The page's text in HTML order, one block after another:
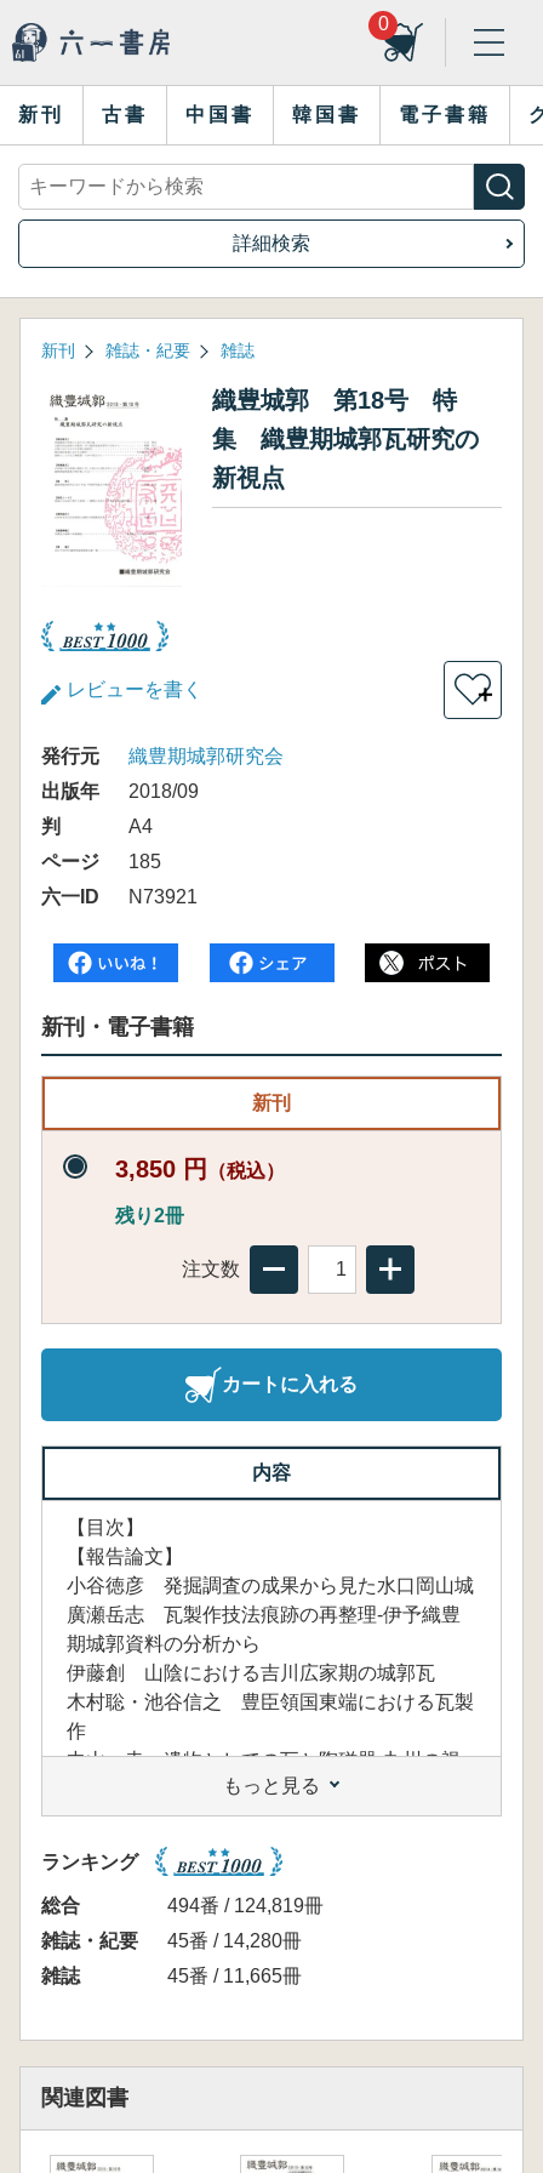
0
新刊 古書 中国書 韓国書 電子書籍
詳細検索
新刊 雑誌・紀要 雑誌
織豊城郭 第18号 特
集 織豊期城郭瓦研究の
新視点
レビューを書く ＋
発行元
織豊期城郭研究会
出版年
2018/09
判
A4
ページ
185
六一ID
N73921
新刊・電子書籍
新刊
3,850 円 （税込）
残り2冊
注文数
カートに入れる
内容
【目次】
【報告論文】
小谷徳彦 発掘調査の成果から見た水口岡山城
廣瀬岳志 瓦製作技法痕跡の再整理-伊予織豊
期城郭資料の分析から
伊藤創 山陰における吉川広家期の城郭瓦
木村聡・池谷信之 豊臣領国東端における瓦製
作
中山 圭 遺物としての瓦と陶磁器-九州の視
【特集論文】
齋藤仁 山形城の瓦出現期の様相と京・大坂の
山文軒丸瓦について
乗岡実 織豊期城郭建築の棟を飾った瓦
【報告】
伊藤航貴 織豊期城郭研究会2017年度甲賀研
【資料紹介】
調査成果
もっと見る
ランキング
総合
494番 / 124,819冊
雑誌・紀要
45番 / 14,280冊
雑誌
45番 / 11,665冊
関連図書